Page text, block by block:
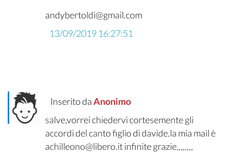
andybertoldi@gmail.com
13/09/2019 16:27:51
Inserito daAnonimo
salve,vorrei chiedervi cortesemente gli
accordi del canto figlio di davide.la mia mail è
achilleono@libero.it infinite grazie,,,,,,,,